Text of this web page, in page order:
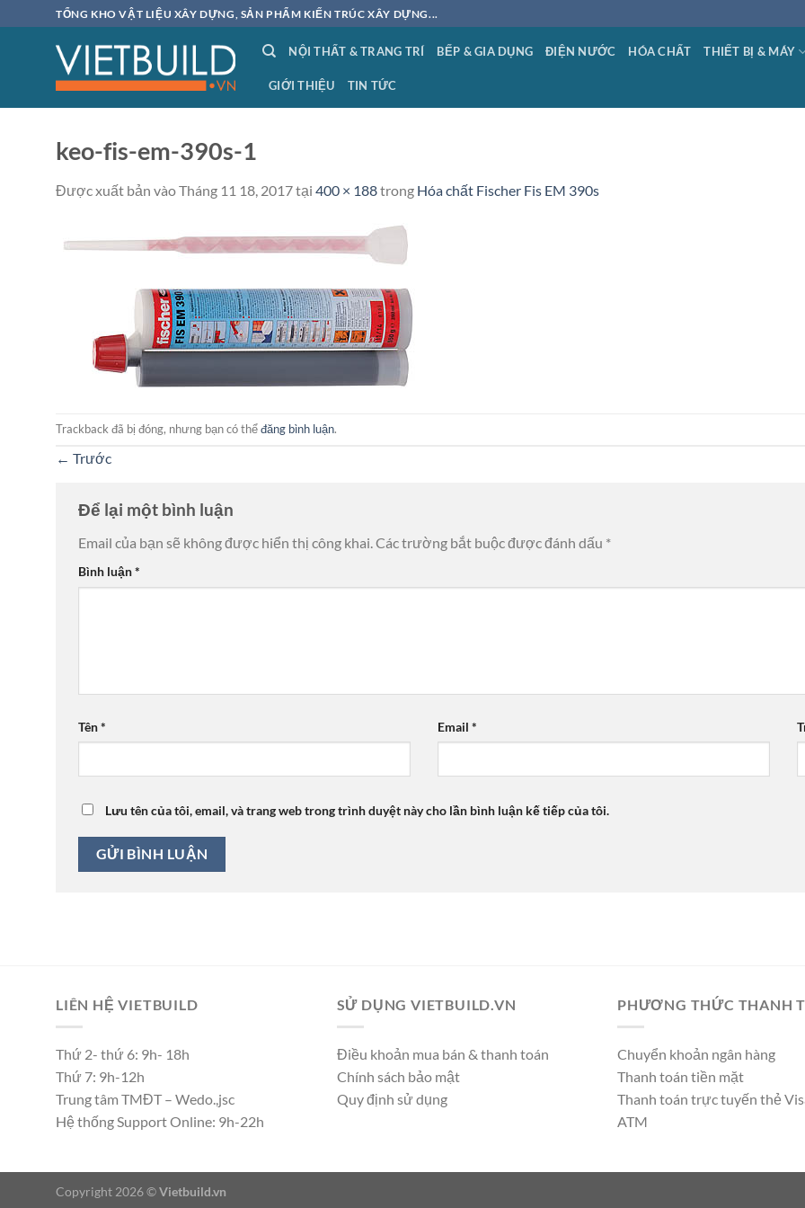
qua
TỔNG KHO VẬT LIỆU XÂY DỰNG, SẢN PHẨM KIẾN TRÚC XÂY DỰNG...
NỘI THẤT & TRANG TRÍ BẾP & GIA DỤNG ĐIỆN NƯỚC HÓA CHẤT THIẾT BỊ & MÁY
GIỚI THIỆU TIN TỨC
keo-fis-em-390s-1
Được xuất bản vàoTháng 11 18, 2017tại 400 × 188trong Hóa chất Fischer Fis EM 390s
Trackback đã bị đóng, nhưng bạn có thểđăng bình luận.
← Trước
Để lại một bình luận
Email của bạn sẽ không được hiển thị công khai.Các trường bắt buộc được đánh dấu *
Bình luận*
Tên* Email *
Lưu tên của tôi, email, và trang web trong trình duyệt này cho lần bình luận kế tiếp của tôi.
LIÊN HỆ VIETBUILD
Thứ 2- thứ 6: 9h- 18h
Thứ 7: 9h-12h
Trung tâm TMĐT – Wedo.,jsc
Hệ thống Support Online: 9h-22h
SỬ DỤNG VIETBUILD.VN
Điều khoản mua bán & thanh toán
Chính sách bảo mật
Quy định sử dụng
PHƯƠNG THỨC THANH
Chuyển khoản ngân hàng
Thanh toán tiền mặt
Thanh toán trực tuyến thẻ
ATM
Copyright 2026 ©Vietbuild.vn